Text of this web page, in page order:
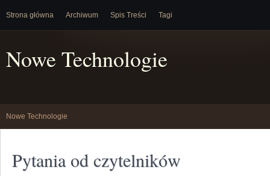
Strona główna Archiwum Spis Treści Tagi
Nowe Technologie
Nowe Technologie
Pytania od czytelników